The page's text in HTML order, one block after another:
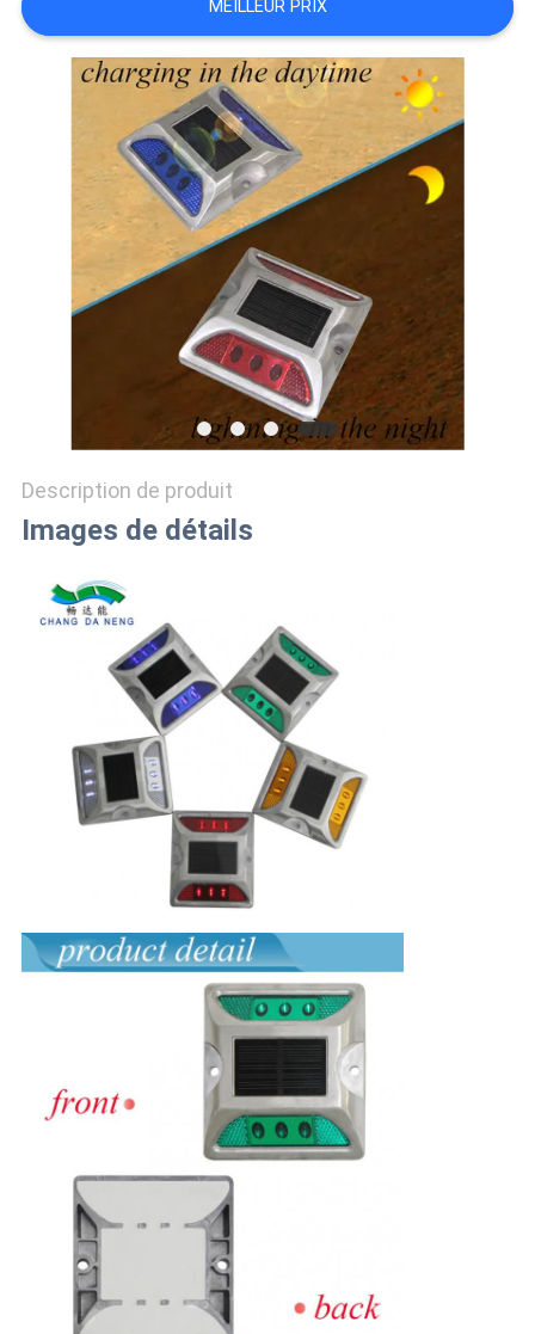
CAS
DEMANDER
DEVIS
ONLINE
SHOP
SITE
POLITIQUE
CONFIDENTIALITÉ
MEILLEUR PRIX
Description de produit
Images de détails